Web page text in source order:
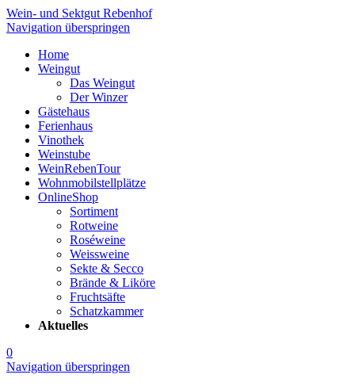
Wein- und Sektgut Rebenhof
Navigation überspringen
Home
Weingut
Das Weingut
Der Winzer
Gästehaus
Ferienhaus
Vinothek
Weinstube
WeinRebenTour
Wohnmobilstellplätze
OnlineShop
Sortiment
Rotweine
Roséweine
Weissweine
Sekte & Secco
Brände & Liköre
Fruchtsäfte
Schatzkammer
Aktuelles
0
Navigation überspringen